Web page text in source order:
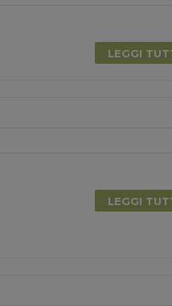
LEGGI
LEGGI